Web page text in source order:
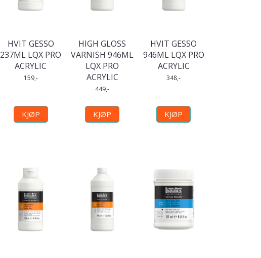
HVIT GESSO
237ML LQX PRO
ACRYLIC
159,-
KJØP
HIGH GLOSS
VARNISH 946ML
LQX PRO
ACRYLIC
449,-
KJØP
HVIT GESSO
946ML LQX PRO
ACRYLIC
348,-
KJØP